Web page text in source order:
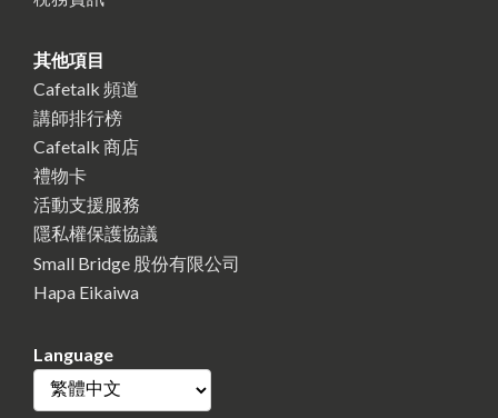
其他項目
Cafetalk 頻道
講師排行榜
Cafetalk 商店
禮物卡
活動支援服務
隱私權保護協議
Small Bridge 股份有限公司
Hapa Eikaiwa
Language